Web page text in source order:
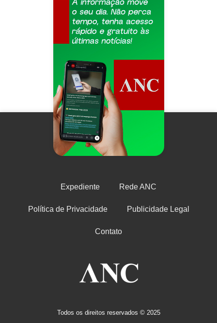
Expediente Rede ANC
Política de Privacidade Publicidade Legal
Contato
Todos os direitos reservados © 2025